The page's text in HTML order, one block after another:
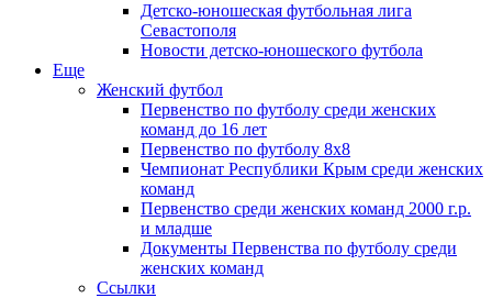
Детско-юношеская футбольная лига
Севастополя
Новости детско-юношеского футбола
Еще
Женский футбол
Первенство по футболу среди женских
команд до 16 лет
Первенство по футболу 8х8
Чемпионат Республики Крым среди женских
команд
Первенство среди женских команд 2000 г.р.
и младше
Документы Первенства по футболу среди
женских команд
Ссылки